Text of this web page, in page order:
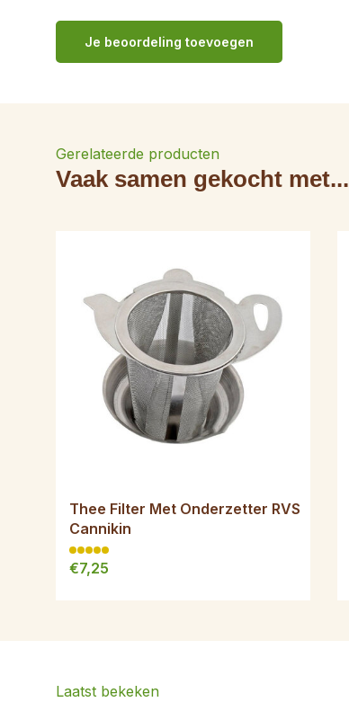
Je beoordeling toevoegen
Gerelateerde producten
Vaak samen gekocht met...
Thee Filter Met Onderzetter RVS
Cannikin
€7,25
Laatst bekeken